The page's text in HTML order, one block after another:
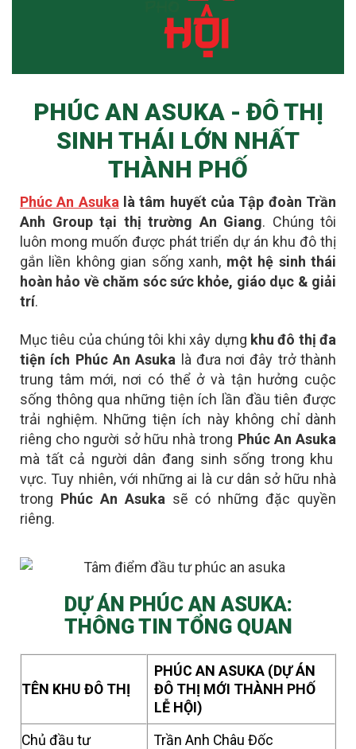
PHÚC AN ASUKA - ĐÔ THỊ
SINH THÁI LỚN NHẤT
THÀNH PHỐ
Phúc An Asuka là tâm huyết của Tập đoàn Trần
Anh Group tại thị trường An Giang. Chúng tôi
luôn mong muốn được phát triển dự án khu đô thị
gắn liền không gian sống xanh, một hệ sinh thái
hoàn hảo về chăm sóc sức khỏe, giáo dục & giải
trí.
Mục tiêu của chúng tôi khi xây dựng khu đô thị đa
tiện ích Phúc An Asuka là đưa nơi đây trở thành
trung tâm mới, nơi có thể ở và tận hưởng cuộc
sống thông qua những tiện ích lần đầu tiên được
trải nghiệm. Những tiện ích này không chỉ dành
riêng cho người sở hữu nhà trong Phúc An Asuka
mà tất cả người dân đang sinh sống trong khu
vực. Tuy nhiên, với những ai là cư dân sở hữu nhà
trong Phúc An Asukasẽ có những đặc quyền
riêng.
DỰ ÁN PHÚC AN ASUKA:
THÔNG TIN TỔNG QUAN
TÊN KHU ĐÔ THỊ
PHÚC AN ASUKA (DỰ ÁN
ĐÔ THỊ MỚI THÀNH PHỐ
LỄ HỘI)
Chủ đầu tư
Trần Anh Châu Đốc